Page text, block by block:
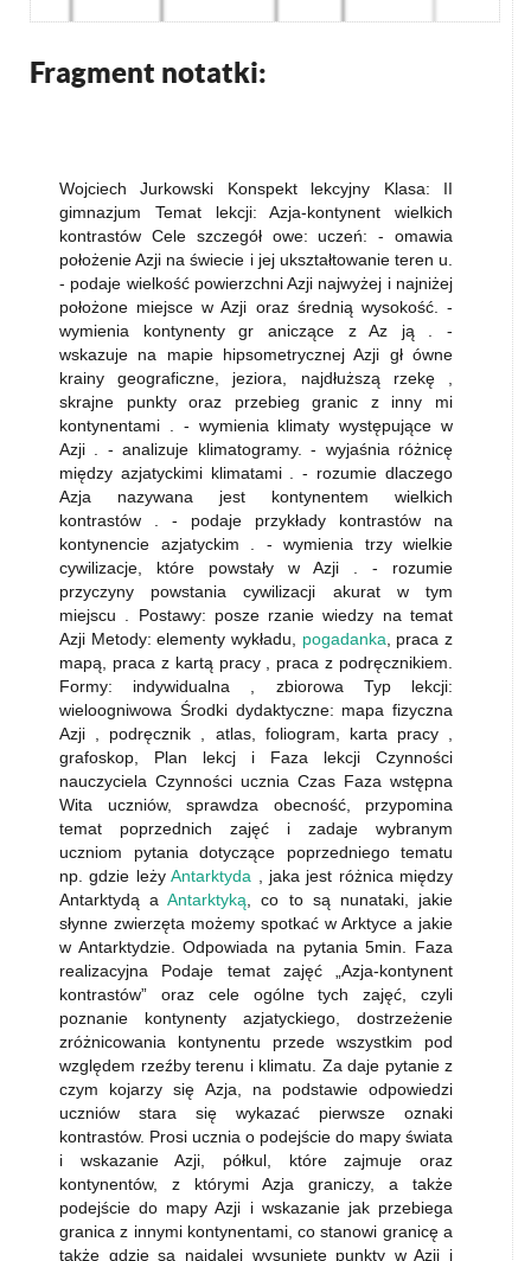
Fragment notatki:
Wojciech Jurkowski Konspekt lekcyjny Klasa: II
gimnazjum Temat lekcji: Azja-kontynent wielkich
kontrastów Cele szczegół owe: uczeń: - omawia
położenie Azji na świecie i jej ukształtowanie teren u.
- podaje wielkość powierzchni Azji najwyżej i najniżej
położone miejsce w Azji oraz średnią wysokość. -
wymienia kontynenty gr aniczące z Az ją . -
wskazuje na mapie hipsometrycznej Azji gł ówne
krainy geograficzne, jeziora, najdłuższą rzekę ,
skrajne punkty oraz przebieg granic z inny mi
kontynentami . - wymienia klimaty występujące w
Azji . - analizuje klimatogramy. - wyjaśnia różnicę
między azjatyckimi klimatami . - rozumie dlaczego
Azja nazywana jest kontynentem wielkich
kontrastów . - podaje przykłady kontrastów na
kontynencie azjatyckim . - wymienia trzy wielkie
cywilizacje, które powstały w Azji . - rozumie
przyczyny powstania cywilizacji akurat w tym
miejscu . Postawy: posze rzanie wiedzy na temat
Azji Metody: elementy wykładu, pogadanka , praca z
mapą, praca z kartą pracy , praca z podręcznikiem.
Formy: indywidualna , zbiorowa Typ lekcji:
wieloogniwowa Środki dydaktyczne: mapa fizyczna
Azji , podręcznik , atlas, foliogram, karta pracy ,
grafoskop, Plan lekcj i Faza lekcji Czynności
nauczyciela Czynności ucznia Czas Faza wstępna
Wita uczniów, sprawdza obecność, przypomina
temat poprzednich zajęć i zadaje wybranym
uczniom pytania dotyczące poprzedniego tematu
np. gdzie leżyAntarktyda , jaka jest różnica między
Antarktydą aAntarktyką , co to są nunataki, jakie
słynne zwierzęta możemy spotkać w Arktyce a jakie
w Antarktydzie. Odpowiada na pytania 5min. Faza
realizacyjna Podaje temat zajęć „Azja-kontynent
kontrastów” oraz cele ogólne tych zajęć, czyli
poznanie kontynenty azjatyckiego, dostrzeżenie
zróżnicowania kontynentu przede wszystkim pod
względem rzeźby terenu i klimatu. Za daje pytanie z
czym kojarzy się Azja, na podstawie odpowiedzi
uczniów stara się wykazać pierwsze oznaki
kontrastów. Prosi ucznia o podejście do mapy świata
i wskazanie Azji, półkul, które zajmuje oraz
kontynentów, z którymi Azja graniczy, a także
podejście do mapy Azji i wskazanie jak przebiega
granica z innymi kontynentami, co stanowi granicę a
także gdzie są najdalej wysunięte punkty w Azji i